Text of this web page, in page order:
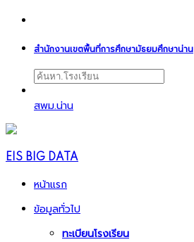
สำนักงานเขตพื้นที่การศึกษามัธยมศึกษาน่าน
สพม.น่าน
EIS BIG DATA
หน้าแรก
ข้อมูลทั่วไป
ทะเบียนโรงเรียน